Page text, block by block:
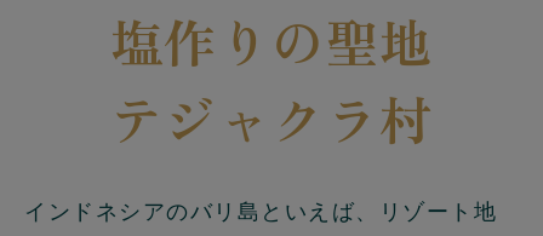
塩作りの聖地
テジャクラ村
インドネシアのバリ島といえば、リゾート地